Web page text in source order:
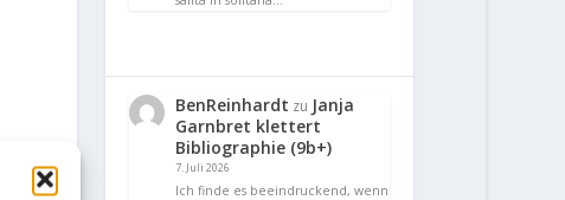
BenReinhardt zu Janja
Garnbret klettert
Bibliographie (9b+)
7. Juli 2026
Ich finde es beeindruckend, wenn